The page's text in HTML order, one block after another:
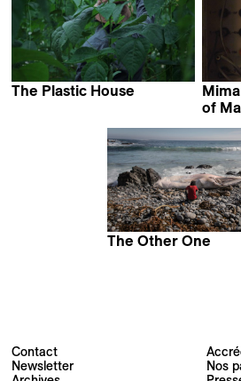
The Plastic House
of
The Other One
Contact
Newsletter
Nos